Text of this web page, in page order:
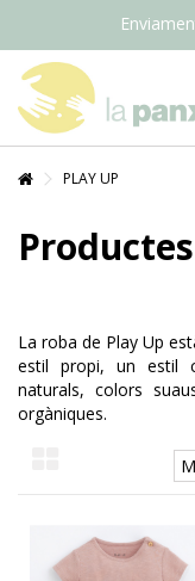
PLAY UP
La roba de Play Up
estil propi, un estil
naturals, colors
orgàniques.